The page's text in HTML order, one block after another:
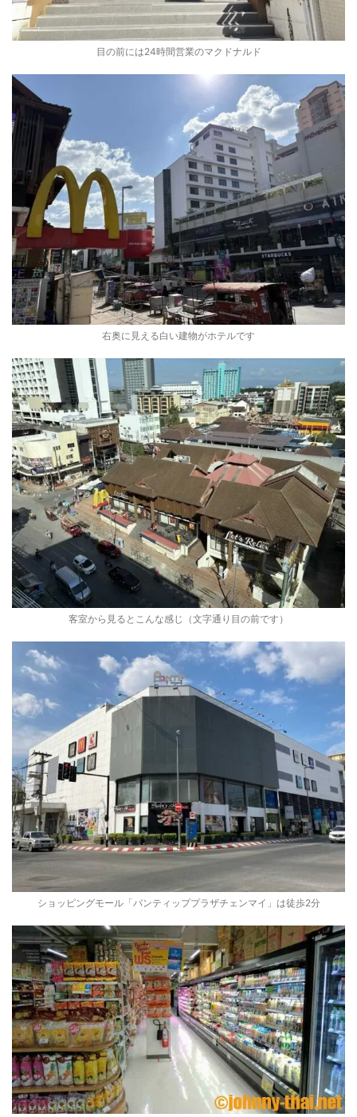
目の前には24時間営業のマクドナルド
右奥に見える白い建物がホテルです
客室から見るとこんな感じ（文字通り目の前です）
ショッピングモール「バンティッププラザチェンマイ」は徒歩2分